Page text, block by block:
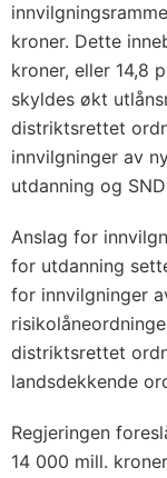
kroner. Dette
kroner, eller 14,8
skyldes økt
distriktsrettet
innvilgninger av
utdanning og
Anslag for
for utdanning
for innvilgninger
distriktsrettet
landsdekkende
Regjeringen
14 000 mill.